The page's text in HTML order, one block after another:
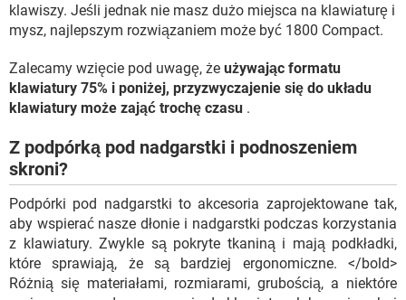
klawiszy. Jeśli jednak nie masz dużo miejsca na klawiaturę i
mysz, najlepszym rozwiązaniem może być 1800 Compact.
Zalecamy wzięcie pod uwagę, że używając formatu
klawiatury 75% i poniżej, przyzwyczajenie się do układu
klawiatury może zająć trochę czasu .
Z podpórką pod nadgarstki i podnoszeniem
skroni?
Podpórki pod nadgarstki to akcesoria zaprojektowane tak,
aby wspierać nasze dłonie i nadgarstki podczas korzystania
z klawiatury. Zwykle są pokryte tkaniną i mają podkładki,
które sprawiają, że są bardziej ergonomiczne. </bold>
Różnią się materiałami, rozmiarami, grubością, a niektóre